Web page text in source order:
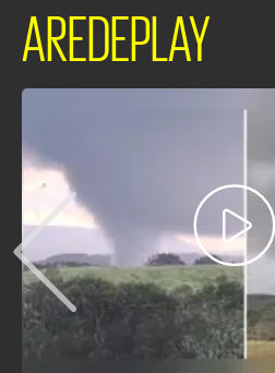
AREDEPLAY